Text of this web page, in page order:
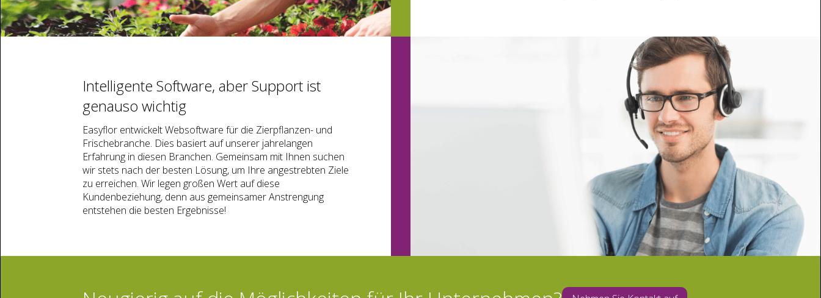
Intelligente Software, aber Support ist
genauso wichtig
Easyflor entwickelt Websoftware für die Zierpflanzen- und
Frischebranche. Dies basiert auf unserer jahrelangen
Erfahrung in diesen Branchen. Gemeinsam mit Ihnen suchen
wir stets nach der besten Lösung, um Ihre angestrebten Ziele
zu erreichen. Wir legen großen Wert auf diese
Kundenbeziehung, denn aus gemeinsamer Anstrengung
entstehen die besten Ergebnisse!